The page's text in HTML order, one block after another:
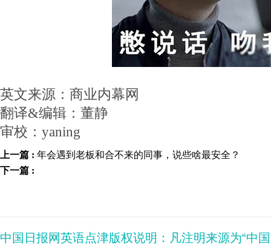
英文来源：商业内幕网
翻译&编辑：董静
审校：yaning
上一篇 : 年会遇到老板和合不来的同事，说些啥最安全？
下一篇 :
中国日报网英语点津版权说明：凡注明来源为“中